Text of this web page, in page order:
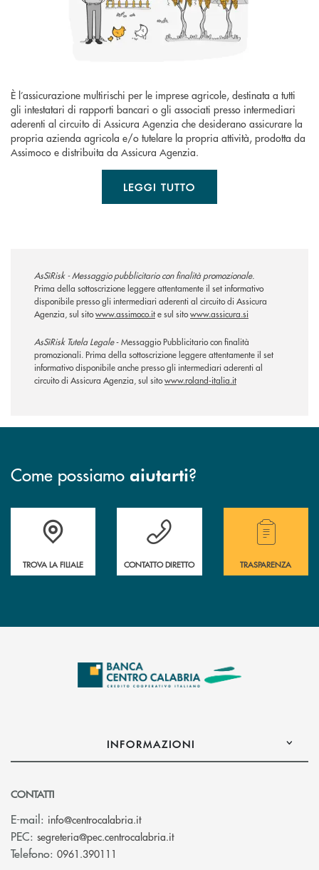
È l’assicurazione multirischi per le imprese agricole, destinata a tutti
gli intestatari di rapporti bancari o gli associati presso intermediari
aderenti al circuito di Assicura Agenzia che desiderano assicurare la
propria azienda agricola e/o tutelare la propria attività, prodotta da
Assimoco e distribuita da Assicura Agenzia.
LEGGI TUTTO
AsSìRisk - Messaggio pubblicitario con finalità promozionale.
Prima della sottoscrizione leggere attentamente il set informativo
disponibile presso gli intermediari aderenti al circuito di Assicura
Agenzia, sul sitowww.assimoco.ite sul sitowww.assicura.si
AsSìRisk Tutela Legale- Messaggio Pubblicitario con finalità
promozionali. Prima della sottoscrizione leggere attentamente il set
informativo disponibile anche presso gli intermediari aderenti al
circuito di Assicura Agenzia, sul sitowww.roland-italia.it
Come possiamo aiutarti?
Accedi all' elenco completo delle filiali .
TROVA LA FILIALE
Hai bisogno di assistenza immediata ?
CONTATTO DIRETTO
Hai bisogno di
TRASPARENZA
INFORMAZIONI
CONTATTI
E-mail: info@centrocalabria.it(si apre l’app di posta elettronica)
PEC: segreteria@pec.centrocalabria.it(si apre l’app di posta
Telefono: 0961.390111